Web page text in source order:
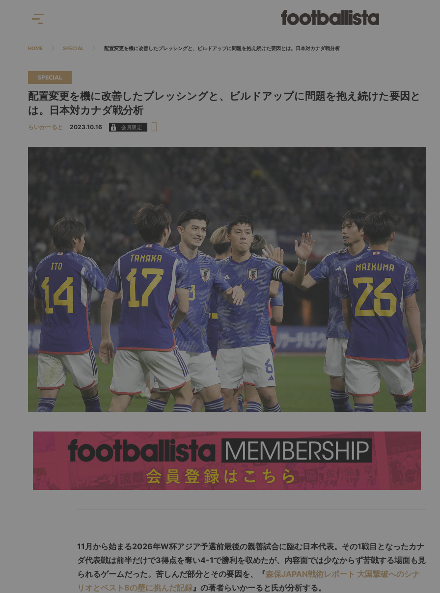
HOME SPECIAL 配置変更を機に改善したプレッシングと、ビルドアップに問題を抱え続けた要因とは。日本対カナダ戦分析
SPECIAL
配置変更を機に改善したプレッシングと、ビルドアップに問題を抱え続けた要因と
は。日本対カナダ戦分析
らいかーると 2023.10.16
11月から始まる2026年W杯アジア予選前最後の親善試合に臨む日本代表。その1戦目となったカナ
ダ代表戦は前半だけで3得点を奪い4-1で勝利を収めたが、内容面では少なからず苦戦する場面も見
られるゲームだった。苦しんだ部分とその要因を、
『森保JAPAN戦術レポート 大国撃破へのシナ
リオとベスト8の壁に挑んだ記録 』の著者らいかーると氏が分析する。